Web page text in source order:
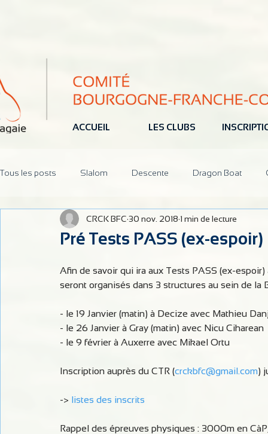
ACCUEIL LES CLUBS
Tous les posts Slalom Descente Dragon Boat
Pôle Espoir Réunions CoDir
Pré Tests PASS (ex-
CRCK BFC 30 nov. 2018 1 min de lecture
Afin de savoir qui ira aux Tests PASS (ex-
seront organisés dans 3 structures au sein de la
- le 19 Janvier (matin) à Decize avec Mathieu
- le 26 Janvier à Gray (matin) avec Nicu Ciharean
- le 9 février à Auxerre avec Mikael Ortu
Inscription auprès du CTR (crckbfc@gmail.com)
-> listes des inscrits
Rappel des épreuves physiques : 3000m en